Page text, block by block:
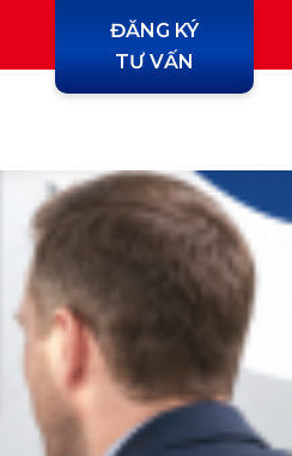
ĐĂNG KÝ
TƯ VẤN